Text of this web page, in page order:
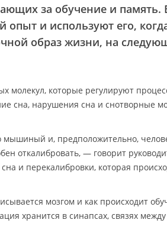
за обучение и память.
и используют его,
образ жизни, на
молекул, которые регулируют
сна, нарушения сна и снотворные
и, предположительно,
откалибровать, — говорит
и перекалибровки, которая
мозгом и как происходит
хранится в синапсах, связях между